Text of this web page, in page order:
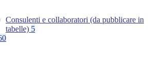
Consulenti e collaboratori (da pubblicare in
tabelle) 5